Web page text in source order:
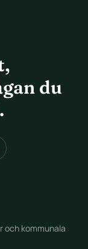
du
och kommunala